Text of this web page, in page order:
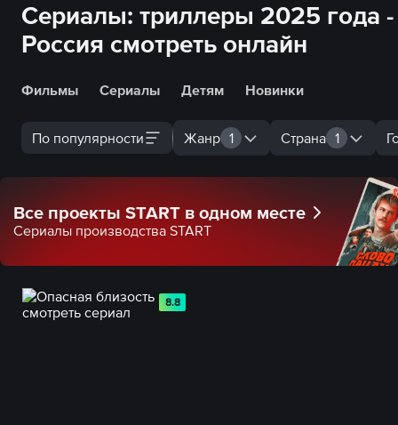
Сериалы: триллеры 2025 года -
Россия смотреть онлайн
Фильмы Сериалы Детям Новинки
По популярности Жанр 1 Страна 1
Все проекты START в одном месте
Сериалы производства START
8.8